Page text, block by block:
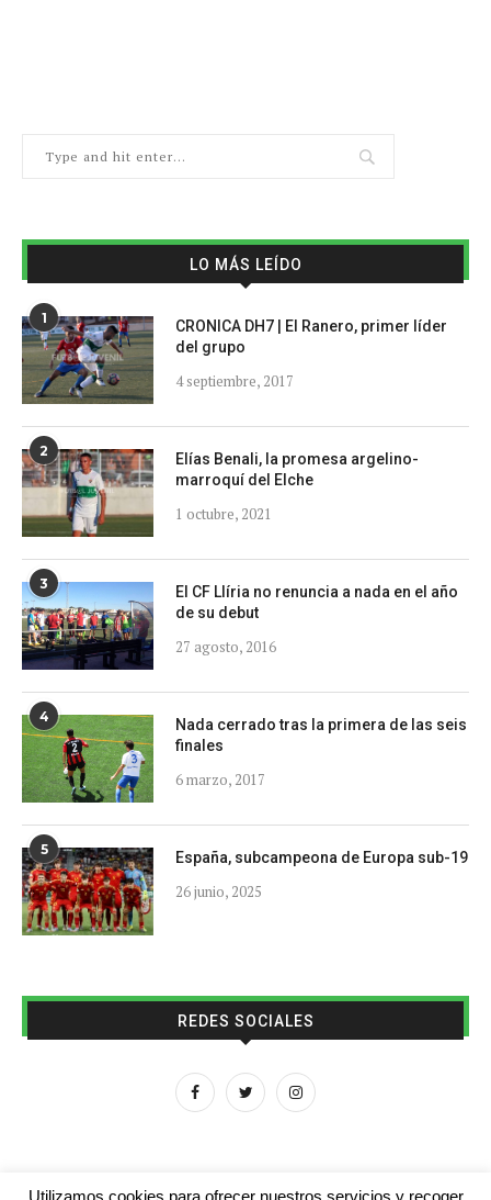
LO MÁS LEÍDO
1
CRONICA DH7 | El Ranero, primer líder
del grupo
4 septiembre, 2017
2
Elías Benali, la promesa argelino-
marroquí del Elche
1 octubre, 2021
3
El CF Llíria no renuncia a nada en el año
de su debut
27 agosto, 2016
4
Nada cerrado tras la primera de las seis
finales
6 marzo, 2017
5 España, subcampeona de Europa sub-19
26 junio, 2025
REDES SOCIALES